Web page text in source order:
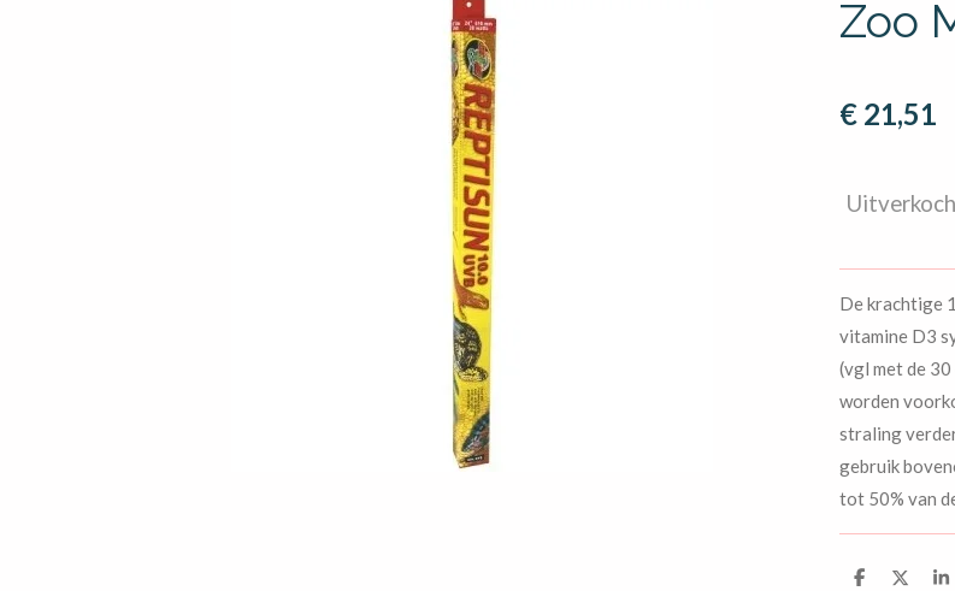
Zoo
€ 21,51
De krachtige
vitamine D3
(vgl met de
worden
straling
gebruik
tot 50% van
D D S